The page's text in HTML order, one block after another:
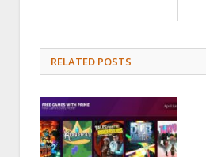
RELATED POSTS